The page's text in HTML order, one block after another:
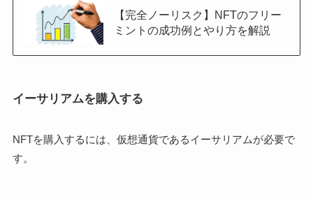
【完全ノーリスク】NFTのフリー
ミントの成功例とやり方を解説
イーサリアムを購入する
NFTを購入するには、仮想通貨であるイーサリアムが必要で
す。